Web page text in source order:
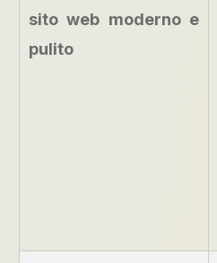
sito web moderno e
pulito